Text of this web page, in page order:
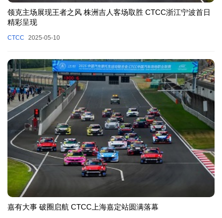
领克主场展现王者之风 株洲吉人客场取胜 CTCC浙江宁波首日
精彩呈现
CTCC 2025-05-10
嘉有大事 破圈启航 CTCC上海嘉定站圆满落幕